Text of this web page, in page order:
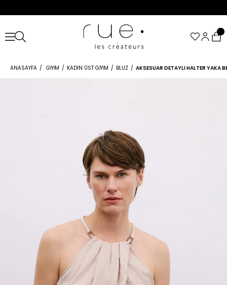
ANASAYFA GIYIM KADIN ÜST GIYIM BLUZ AKSESUAR DETAYLI HALTER YAKA